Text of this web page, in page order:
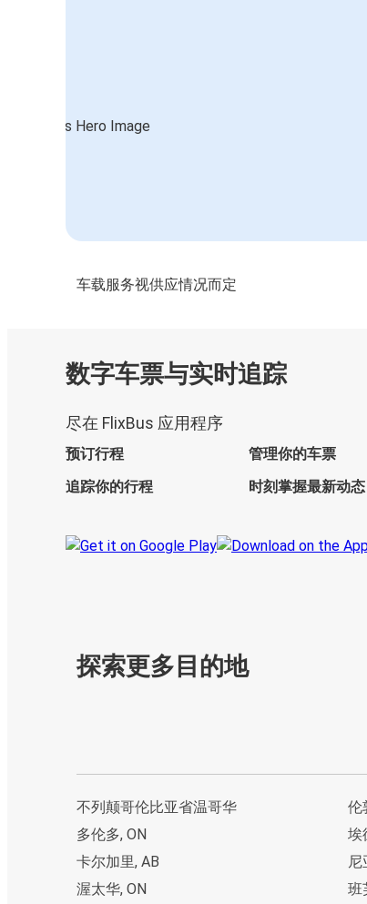
车载服务视供应情况而定
数字车票与实时追踪
尽在 FlixBus 应用程序
预订行程
管理你的车票
追踪你的行程
时刻掌握最新动态
探索更多目的地
不列颠哥伦比亚省温哥华
多伦多, ON
卡尔加里, AB
渥太华, ON
伦
埃
班